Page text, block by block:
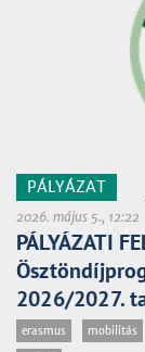
PÁLYÁZAT
2026. május 5., 12:22
PÁLYÁZATI
2026/2027.
erasmus mobilitás